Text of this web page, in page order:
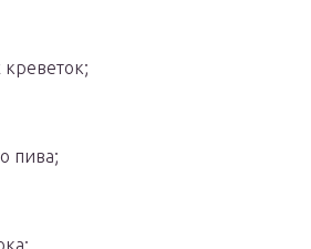
пива;